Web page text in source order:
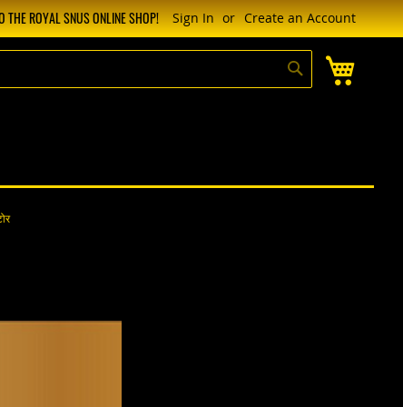
THE ROYAL SNUS ONLINE SHOP! Sign In Create an Account
Search